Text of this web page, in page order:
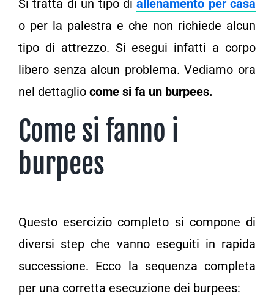
Si tratta di un tipo diallenamento per casa
o per la palestra e che non richiede alcun
tipo di attrezzo. Si esegui infatti a corpo
libero senza alcun problema. Vediamo ora
nel dettaglio come si fa un burpees.
Come si fanno i
burpees
Questo esercizio completo si compone di
diversi step che vanno eseguiti in rapida
successione. Ecco la sequenza completa
per una corretta esecuzione dei burpees: